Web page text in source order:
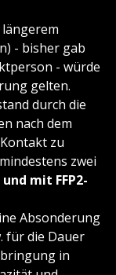
- bisher gab
- würde
gelten.
durch die
nach dem
zu
zwei
mit FFP2-
Absonderung
für die Dauer
in